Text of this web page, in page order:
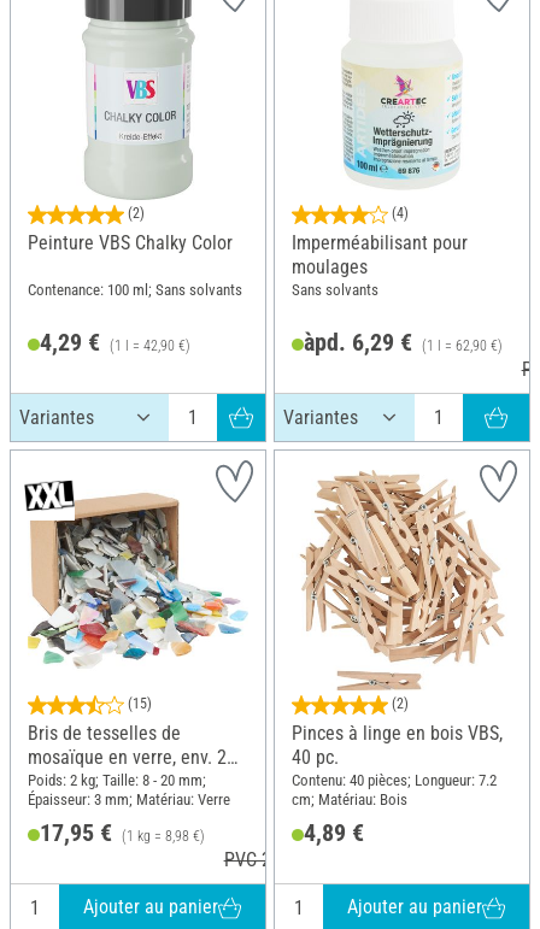
(2)
Peinture VBS Chalky Color
Contenance: 100 ml; Sans solvants
4,29 € (1 l = 42,90 €)
(4)
Imperméabilisant pour
moulages
Sans solvants
àpd. 6,29 € (1 l = 62,90 €)
(15)
Bris de tesselles de
mosaïque en verre, env. 2
kg, épaisseur environ 3 mm
Poids: 2 kg; Taille: 8 - 20 mm;
Épaisseur: 3 mm; Matériau: Verre
17,95 € (1 kg = 8,98 €)
PVC 26,16 €
Ajouter au panier
(2)
Pinces à linge en bois VBS,
40 pc.
Contenu: 40 pièces; Longueur: 7.2
cm; Matériau: Bois
4,89 €
Ajouter au panier